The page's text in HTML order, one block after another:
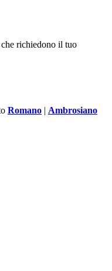
richiedono il tuo
Romano | Ambrosiano